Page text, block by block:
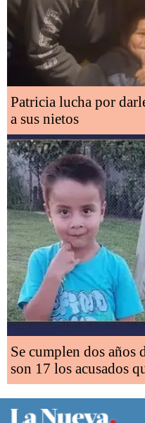
Patricia lucha por
a sus nietos
Se cumplen dos años
son 17 los acusados